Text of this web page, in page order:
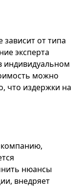
зависит от типа
эксперта
индивидуальном
можно
что издержки на
компанию,
нюансы
внедряет